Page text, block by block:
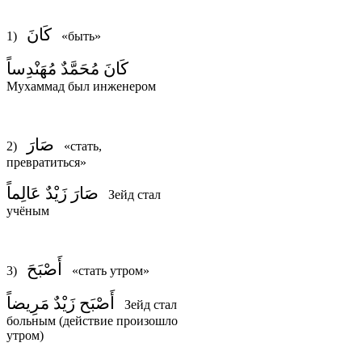
1) كَانَ «быть»
كَانَ مُحَمَّدٌ مُهَنْدِساً
Мухаммад был инженером
2) صَارَ «стать,
превратиться»
صَارَ زَيْدٌ عَالِماً Зейд стал
учёным
3) أَصْبَحَ «стать утром»
أَصْبَح زَيْدٌ مَرِيضاً
Зейд стал
больным (действие произошло
утром)